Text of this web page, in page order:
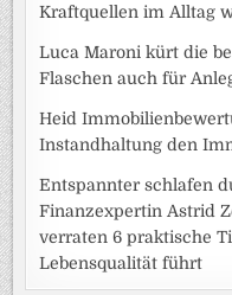
Kraftquellen im Alltag
Luca Maroni kürt die
Flaschen auch für
Heid
Instandhaltung den
Entspannter schlafen
Finanzexpertin Astrid
verraten 6 praktische
Lebensqualität führt